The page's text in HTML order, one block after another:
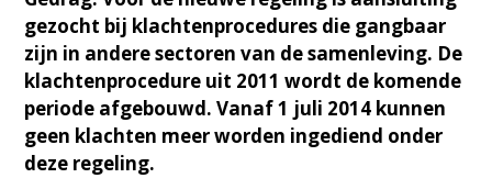
gezocht bij klachtenprocedures die gangbaar
zijn in andere sectoren van de samenleving. De
klachtenprocedure uit 2011 wordt de komende
periode afgebouwd. Vanaf 1 juli 2014 kunnen
geen klachten meer worden ingediend onder
deze regeling.